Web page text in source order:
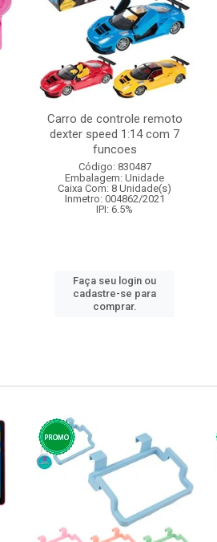
Carro de controle remoto
dexter speed 1:14 com 7
funcoes
Código: 830487
Embalagem: Unidade
Caixa Com: 8 Unidade(s)
Inmetro: 004862/2021
IPI: 6.5%
Faça seu login ou
cadastre-se para
comprar.